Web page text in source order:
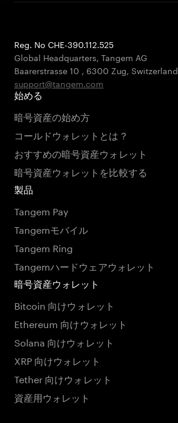
Reg. No CHE-390.112.525
Global Headquarters, Tangem AG
Baarerstrasse 10 , 6300 Zug, Switzerland
support@tangem.com
始める
暗号資産の始め方
コールドウォレットとは？
おすすめの暗号資産ウォレット
暗号資産ウォレットを比較する
製品
Tangem Pay
Tangemモバイル
Tangem Ring
Tangemハードウェアウォレット
暗号資産ウォレット
Bitcoin 向けウォレット
Ethereum 向けウォレット
Solana 向けウォレット
XRP 向けウォレット
Tether 向けウォレット
資産用ウォレット